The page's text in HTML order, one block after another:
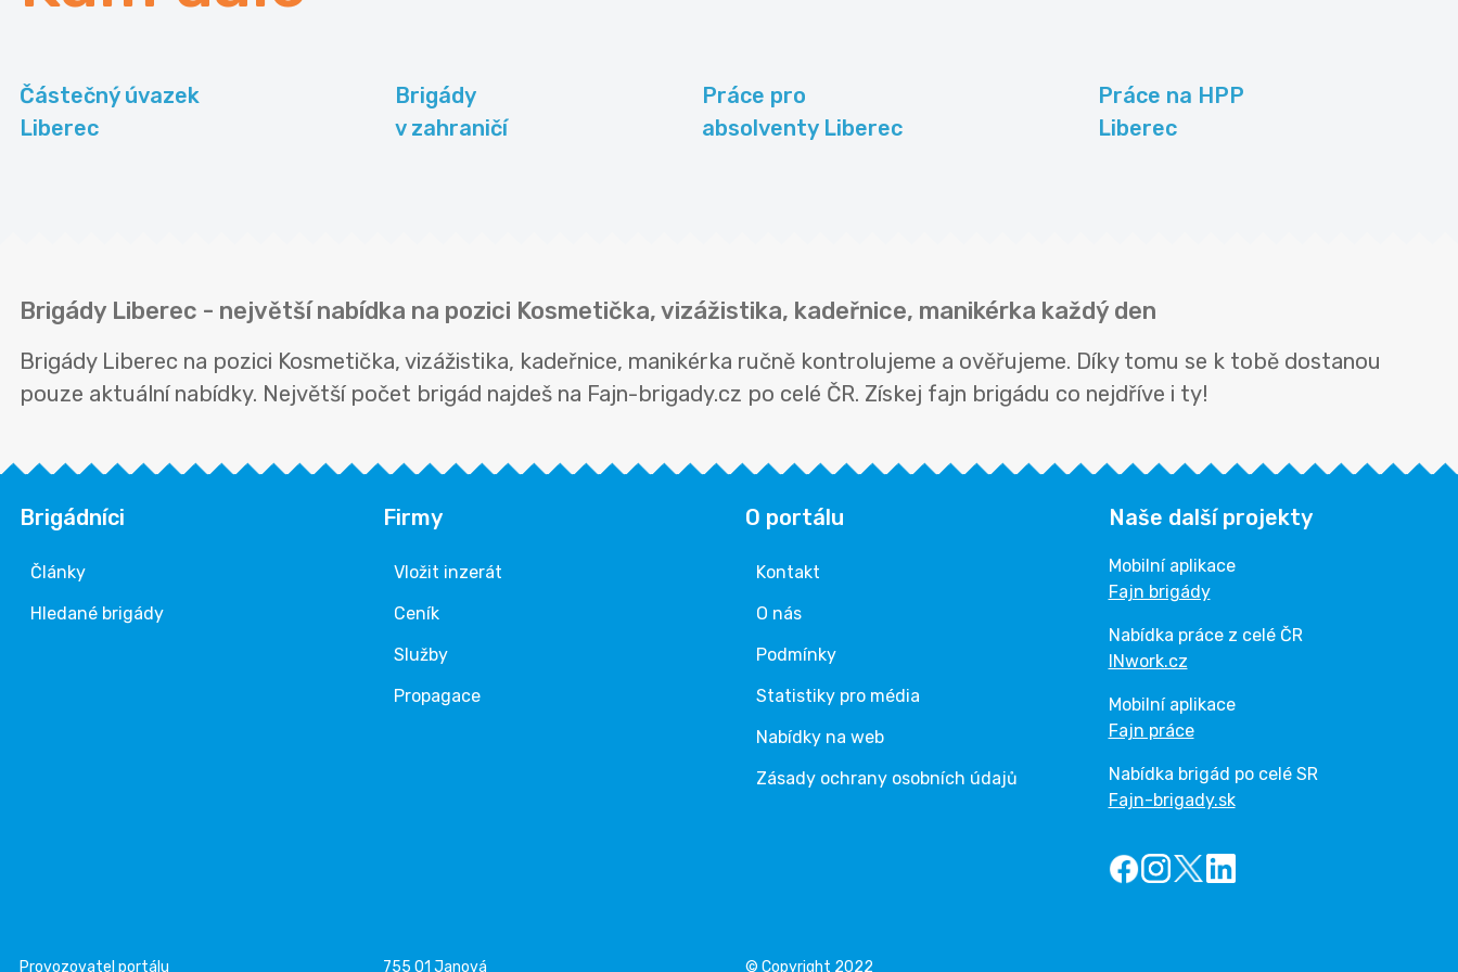
Částečný úvazek
Liberec
Brigády
v zahraničí
Práce pro
absolventy Liberec
Práce na HPP
Liberec
Brigády Liberec - největší nabídka na pozici Kosmetička, vizážistika, kadeřnice, manikérka každý den
Brigády Liberec na pozici Kosmetička, vizážistika, kadeřnice, manikérka ručně kontrolujeme a ověřujeme. Díky tomu se k tobě dostanou
pouze aktuální nabídky. Největší počet brigád najdeš na Fajn-brigady.cz po celé ČR. Získej fajn brigádu co nejdříve i ty!
Brigádníci
Články
Hledané brigády
Firmy
Vložit inzerát
Ceník
Služby
Propagace
O portálu
Kontakt
O nás
Podmínky
Statistiky pro média
Nabídky na web
Zásady ochrany osobních údajů
Naše další projekty
Mobilní aplikace
Fajn brigády
Nabídka práce z celé ČR
INwork.cz
Mobilní aplikace
Fajn práce
Nabídka brigád po celé SR
Fajn-brigady.sk
Provozovatel portálu 755 01 Janová © Copyright 2022